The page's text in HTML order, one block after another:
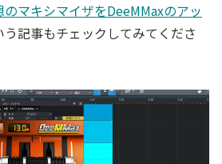
マキシマイザをDeeMMaxのアッ
う記事もチェックしてみてくださ